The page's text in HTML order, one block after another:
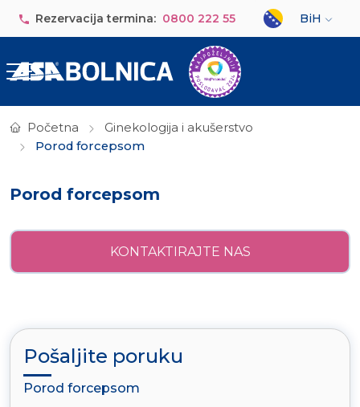
Rezervacija termina: 0800 222 55
Select your
BiH
Početna
Ginekologija i akušerstvo
Porod forcepsom
Porod forcepsom
KONTAKTIRAJTE NAS
Pošaljite poruku
Porod forcepsom